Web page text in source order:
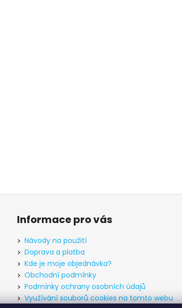
Informace pro vás
Návody na použití
Doprava a platba
Kde je moje objednávka?
Obchodní podmínky
Podmínky ochrany osobních údajů
Využívání souborů cookies na tomto webu